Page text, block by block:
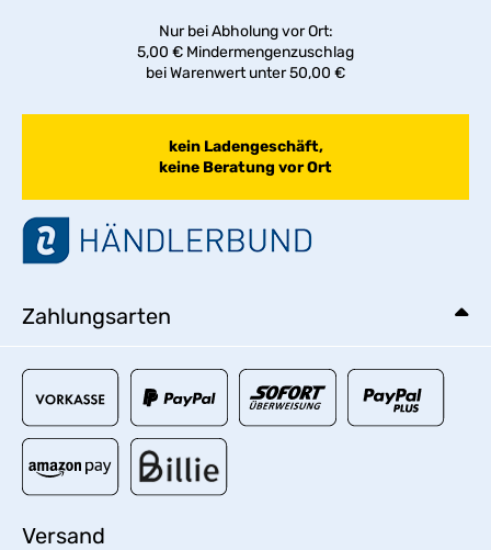
Nur bei Abholung vor Ort:
5,00 € Mindermengenzuschlag
bei Warenwert unter 50,00 €
kein Ladengeschäft,
keine Beratung vor Ort
Zahlungsarten
Versand